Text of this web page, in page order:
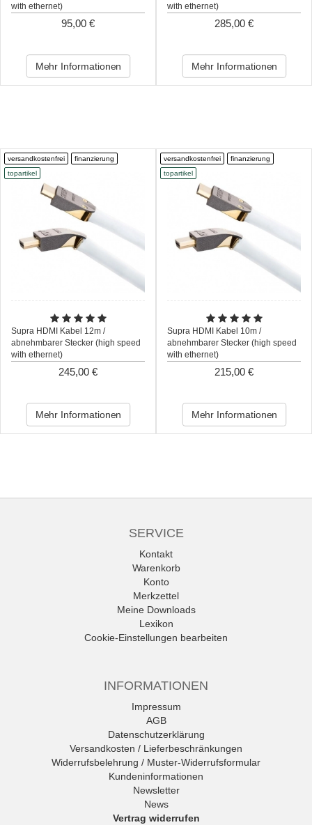
with ethernet)
95,00 €
Mehr Informationen
with ethernet)
285,00 €
Mehr Informationen
versandkostenfrei
finanzierung
topartikel
Supra HDMI Kabel 12m /
abnehmbarer Stecker (high speed
with ethernet)
245,00 €
Mehr Informationen
versandkostenfrei
finanzierung
topartikel
Supra HDMI Kabel 10m /
abnehmbarer Stecker (high speed
with ethernet)
215,00 €
Mehr Informationen
SERVICE
Kontakt
Warenkorb
Konto
Merkzettel
Meine Downloads
Lexikon
Cookie-Einstellungen bearbeiten
INFORMATIONEN
Impressum
AGB
Datenschutzerklärung
Versandkosten / Lieferbeschränkungen
Widerrufsbelehrung / Muster-Widerrufsformular
Kundeninformationen
Newsletter
News
Vertrag widerrufen